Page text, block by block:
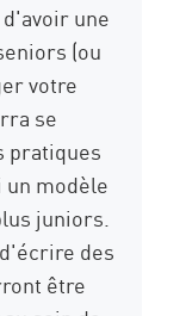
une
(ou
votre
se
pratiques
modèle
juniors.
des
être